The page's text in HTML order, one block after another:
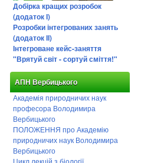
Добірка кращих розробок
(додаток І)
Розробки інтегрованих занять
(додаток ІІ)
Інтегроване кейс-заняття
"Врятуй світ - сортуй сміття!"
АПН Вербицького
Академія природничих наук
професора Володимира
Вербицького
ПОЛОЖЕННЯ про Академію
природничих наук Володимира
Вербицького
Цикл лекцій з біології